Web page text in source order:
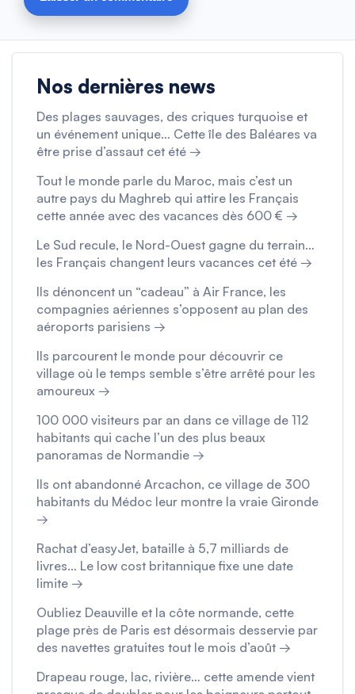
Nos dernières news
Des plages sauvages, des criques turquoise et
un événement unique… Cette île des Baléares va
être prise d’assaut cet été →
Tout le monde parle du Maroc, mais c’est un
autre pays du Maghreb qui attire les Français
cette année avec des vacances dès 600 € →
Le Sud recule, le Nord-Ouest gagne du terrain…
les Français changent leurs vacances cet été →
Ils dénoncent un “cadeau” à Air France, les
compagnies aériennes s’opposent au plan des
aéroports parisiens →
Ils parcourent le monde pour découvrir ce
village où le temps semble s’être arrêté pour les
amoureux →
100 000 visiteurs par an dans ce village de 112
habitants qui cache l’un des plus beaux
panoramas de Normandie →
Ils ont abandonné Arcachon, ce village de 300
habitants du Médoc leur montre la vraie Gironde
→
Rachat d’easyJet, bataille à 5,7 milliards de
livres… Le low cost britannique fixe une date
limite →
Oubliez Deauville et la côte normande, cette
plage près de Paris est désormais desservie par
des navettes gratuites tout le mois d’août →
Drapeau rouge, lac, rivière… cette amende vient